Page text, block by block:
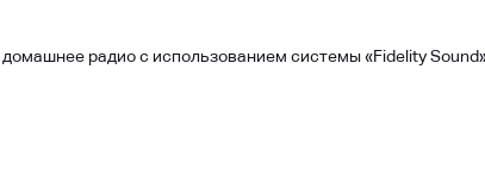
домашнее радио с использованием системы «Fidelity